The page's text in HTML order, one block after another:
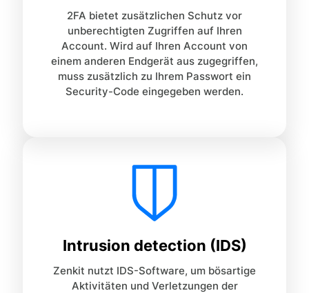
2FA bietet zusätzlichen Schutz vor
unberechtigten Zugriffen auf Ihren
Account. Wird auf Ihren Account von
einem anderen Endgerät aus zugegriffen,
muss zusätzlich zu Ihrem Passwort ein
Security-Code eingegeben werden.
Intrusion detection (IDS)
Zenkit nutzt IDS-Software, um bösartige
Aktivitäten und Verletzungen der